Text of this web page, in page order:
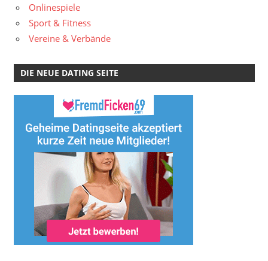
Onlinespiele
Sport & Fitness
Vereine & Verbände
DIE NEUE DATING SEITE